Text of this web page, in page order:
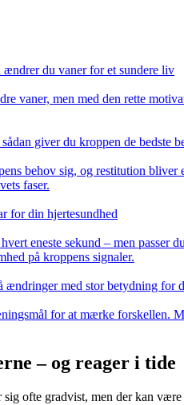
du vaner for et sundere liv
vaner, men med den rette
giver du kroppen de bedste
behov sig, og restitution
faser.
for din hjertesundhed
eneste sekund – men passer
på kroppens signaler.
ændringer med stor betydning for
for at mærke forskellen.
– og reager i tide
ofte gradvist, men der kan